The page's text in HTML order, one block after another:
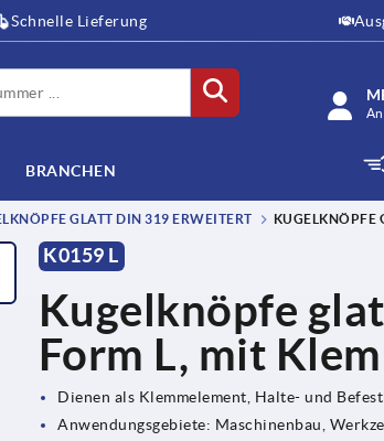
Schnelle Lieferung
BRANCHEN
GLATT DIN 319 ERWEITERT KUGELKNÖPFE
K0159 L
Kugelknöpfe
Form L, mit
Dienen als Klemmelement, Halte- und
Anwendungsgebiete: Maschinenbau,